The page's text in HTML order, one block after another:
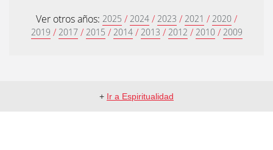
Ver otros años: 2025 / 2024 / 2023 / 2021 / 2020 /
2019 / 2017 / 2015 / 2014 / 2013 / 2012 / 2010 / 2009
+ Ir a Espiritualidad